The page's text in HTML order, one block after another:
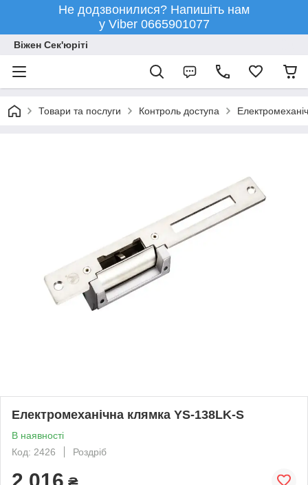
Не додзвонилися? Напишіть нам
у Viber 0665901077
Віжен Сек'юріті
Товари та послуги Контроль доступа
Електромеханічна клямка YS-138LK-S
В наявності
Код: 2426
Роздріб
2 016